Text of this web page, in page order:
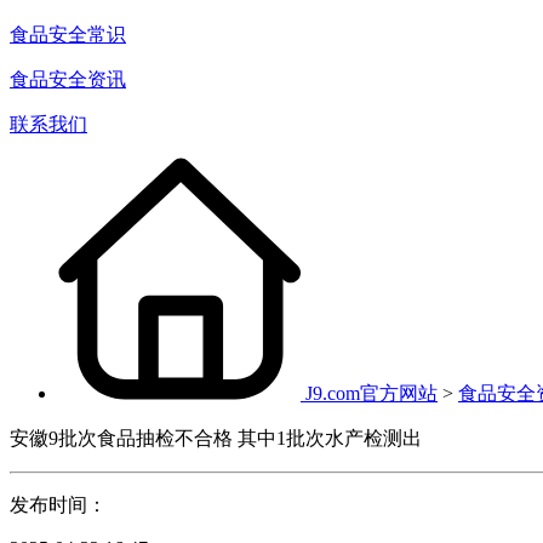
食品安全常识
食品安全资讯
联系我们
J9.com官方网站 > 食品安全
安徽9批次食品抽检不合格 其中1批次水产检测出
发布时间：